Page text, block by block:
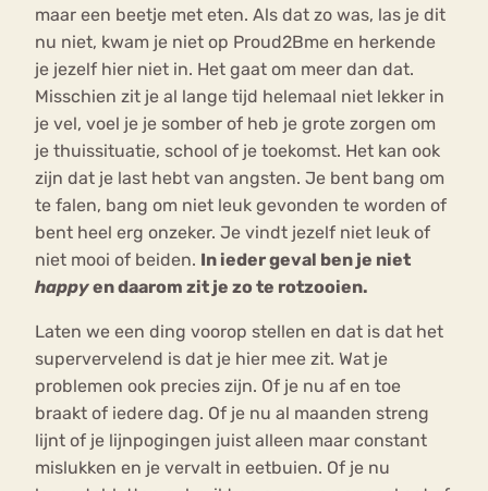
maar een beetje met eten. Als dat zo was, las je dit
nu niet, kwam je niet op Proud2Bme en herkende
je jezelf hier niet in. Het gaat om meer dan dat.
Misschien zit je al lange tijd helemaal niet lekker in
je vel, voel je je somber of heb je grote zorgen om
je thuissituatie, school of je toekomst. Het kan ook
zijn dat je last hebt van angsten. Je bent bang om
te falen, bang om niet leuk gevonden te worden of
bent heel erg onzeker. Je vindt jezelf niet leuk of
niet mooi of beiden. In ieder geval ben je niet
happyen daarom zit je zo te rotzooien.
Laten we een ding voorop stellen en dat is dat het
supervervelend is dat je hier mee zit. Wat je
problemen ook precies zijn. Of je nu af en toe
braakt of iedere dag. Of je nu al maanden streng
lijnt of je lijnpogingen juist alleen maar constant
mislukken en je vervalt in eetbuien. Of je nu